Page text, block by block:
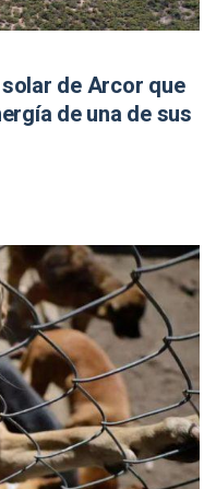
de Arcor que
de una de sus